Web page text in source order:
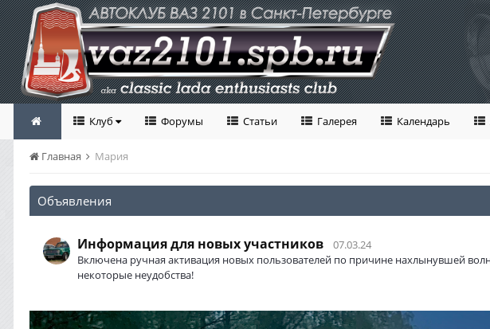
Клуб Форумы Статьи Галерея Календарь
Главная Мария
Объявления
Информация для новых участников
07.03.24
Включена ручная активация новых пользователей по причине нахлынувшей
некоторые неудобства!